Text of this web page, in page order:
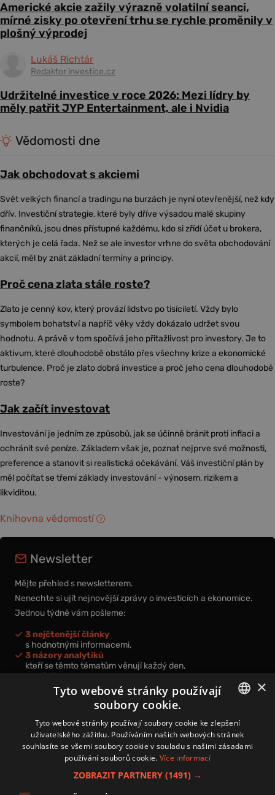
Americké akcie zažily výrazně volatilní seanci,
mírné zisky po otevření trhu se rychle proměnily v
plošný výprodej
Lukáš Richtár
Redaktor investice.cz
Udržitelné investice v roce 2026: Mezi lídry by
měly patřit JYP Entertainment, ale i Nvidia
Vědomosti dne
Jak obchodovat s akciemi
Svět velkých financí a tradingu na burzách je nyní otevřenější, než kdy
dřív. Investiční strategie, které byly dříve výsadou malé skupiny
finančníků, jsou dnes přístupné každému, kdo si zřídí účet u brokera,
kterých je celá řada. Než se ale investor vrhne do světa obchodování
akcií, měl by znát základní termíny a principy.
Proč cena zlata stále roste?
Zlato je cenný kov, který provází lidstvo po tisíciletí. Vždy bylo
symbolem bohatství a napříč věky vždy dokázalo udržet svou
hodnotu. A právě v tom spočívá jeho přitažlivost pro investory. Je to
aktivum, které dlouhodobě obstálo přes všechny krize a ekonomické
turbulence. Proč je zlato dobrá investice a proč jeho cena dlouhodobě
roste?
Jak začít investovat
Investování je jedním ze způsobů, jak se účinně bránit proti inflaci a
ochránit své peníze. Základem však je, poznat nejprve své možnosti,
preference a stanovit si realistická očekávání. Váš investiční plán by
měl počítat se třemi základy investování - výnosem, rizikem a
likviditou.
Knihovna vědomostí
Newsletter
Mějte přehled s newsletterem.
Nenechte si ujít nejnovější zprávy o investicích a ekonomice.
Jednou týdně vám pošleme:
3 nejčtenější články
s hodnotnými informacemi,
3 názory analytiků
kteří se těmto tématům věnují každý den,
nová videa a podcasty
k prohloubení vašich znalostí.
Přihlášením k newsletteru vyjadřujete svůj souhlas spodmínkami
zpracování osobních údajů.
CZECH
×
Tyto webové stránky používají
soubory cookie.
Tyto webové stránky používají soubory cookie ke zlepšení
uživatelského zážitku. Používáním našich webových stránek
souhlasíte se všemi soubory cookie v souladu s našimi zásadami
používání souborů cookie. Více informací
ZOBRAZIT PARTNERY (1491) →